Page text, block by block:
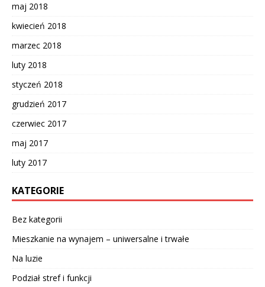
maj 2018
kwiecień 2018
marzec 2018
luty 2018
styczeń 2018
grudzień 2017
czerwiec 2017
maj 2017
luty 2017
KATEGORIE
Bez kategorii
Mieszkanie na wynajem – uniwersalne i trwałe
Na luzie
Podział stref i funkcji